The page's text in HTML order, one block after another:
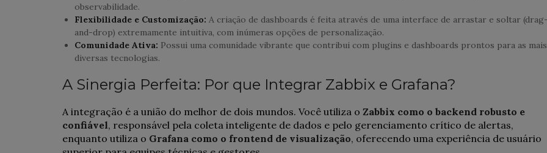
observabilidade.
Flexibilidade e Customização: A criação de dashboards é feita através de uma interface de arrastar e soltar
and-drop) extremamente intuitiva, com inúmeras opções de personalização.
Comunidade Ativa: Possui uma comunidade vibrante que contribui com plugins e dashboards prontos para as mais
diversas tecnologias.
A Sinergia Perfeita: Por que Integrar Zabbix e Grafana?
A integração é a união do melhor de dois mundos. Você utiliza o Zabbix como o backend robusto e
confiável, responsável pela coleta inteligente de dados e pelo gerenciamento crítico de alertas,
enquanto utiliza o Grafana como o frontend de visualização, oferecendo uma experiência de usuário